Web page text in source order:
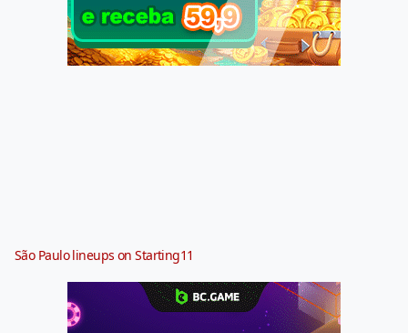
São Paulo lineups on Starting11